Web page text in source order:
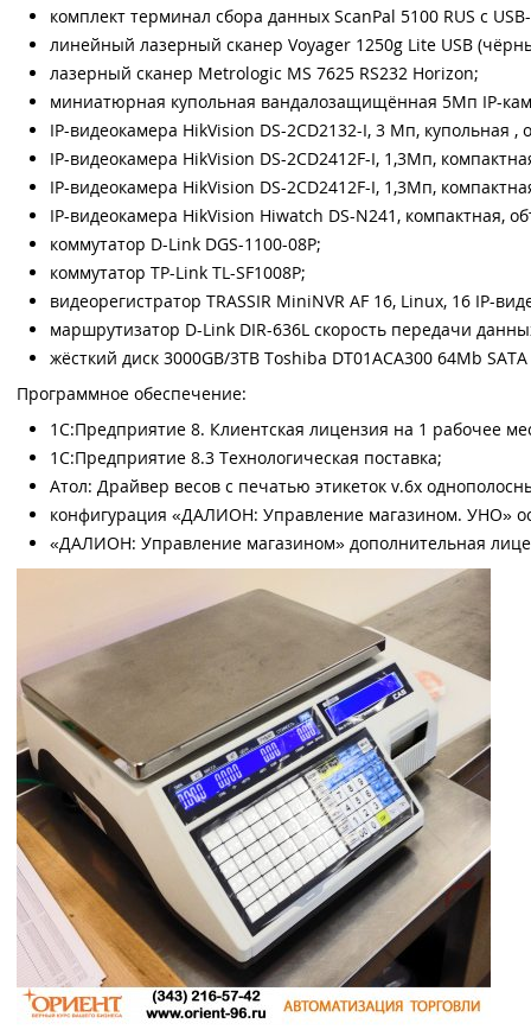
комплект терминал сбора данных ScanPal 5100 RUS с
линейный лазерный сканер Voyager 1250g Lite USB
лазерный сканер Metrologic MS 7625 RS232 Horizon;
миниатюрная купольная вандалозащищённая 5Мп IP-
IP-видеокамера HikVision DS-2CD2132-I, 3 Мп, купольная ,
IP-видеокамера HikVision DS-2CD2412F-I, 1,3Мп,
IP-видеокамера HikVision DS-2CD2412F-I, 1,3Мп,
IP-видеокамера HikVision Hiwatch DS-N241, компактная,
коммутатор D-Link DGS-1100-08P;
коммутатор TP-Link TL-SF1008P;
видеорегистратор TRASSIR MiniNVR AF 16, Linux, 16 IP-
маршрутизатор D-Link DIR-636L скорость передачи
жёсткий диск 3000GB/3TB Toshiba DT01ACA300 64Mb
Программное обеспечение:
1С:Предприятие 8. Клиентская лицензия на 1 рабочее
1С:Предприятие 8.3 Технологическая поставка;
Атол: Драйвер весов с печатью этикеток v.6х
конфигурация «ДАЛИОН: Управление магазином. УНО»
«ДАЛИОН: Управление магазином» дополнительная